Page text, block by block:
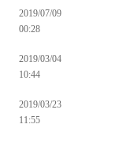
2019/07/09
00:28
2019/03/04
10:44
2019/03/23
11:55